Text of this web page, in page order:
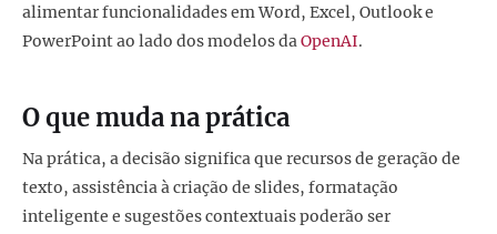
alimentar funcionalidades em Word, Excel, Outlook e
PowerPoint ao lado dos modelos daOpenAI.
O que muda na prática
Na prática, a decisão significa que recursos de geração de
texto, assistência à criação de slides, formatação
inteligente e sugestões contextuais poderão ser